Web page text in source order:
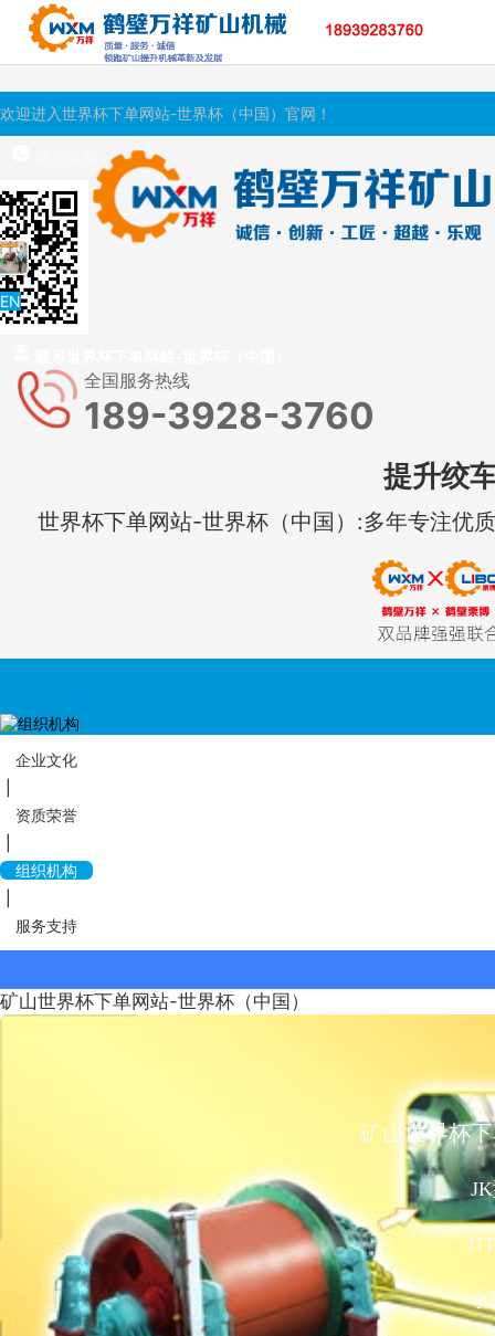
世界杯下单网站-世界杯（中国）
欢迎进入世界杯下单网站-世界杯（中国）官网！
EN
全国服务热线
189-3928-3760
提升绞
世界杯下单网站-世界杯（中国）:多年专注优
矿山世界杯
小
企业文化
资质荣誉
组织机构
服务支持
矿山世界杯下单网站-世界杯（中国）